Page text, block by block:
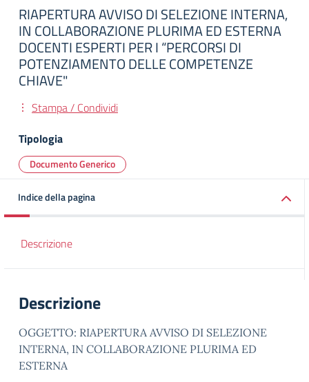
RIAPERTURA AVVISO DI SELEZIONE INTERNA,
IN COLLABORAZIONE PLURIMA ED ESTERNA
DOCENTI ESPERTI PER I “PERCORSI DI
POTENZIAMENTO DELLE COMPETENZE
CHIAVE"
Stampa / Condividi
Tipologia
Documento Generico
Indice della pagina
Descrizione
Descrizione
OGGETTO: RIAPERTURA AVVISO DI SELEZIONE
INTERNA, IN COLLABORAZIONE PLURIMA ED
ESTERNA